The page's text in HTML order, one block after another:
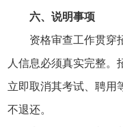
六、说明事项
资格审查工作贯穿
人信息必须真实完整。
立即取消其考试、聘用
不退还。